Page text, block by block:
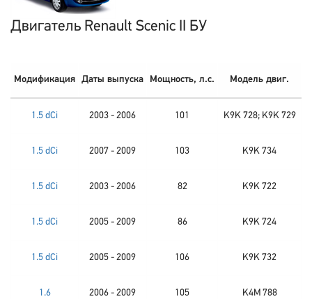
Двигатель Renault Scenic II БУ
Модификация Даты выпуска Мощность, л.с. Модель двиг.
1.5 dCi 2003 - 2006 101 K9K 728; K9K 729
1.5 dCi 2007 - 2009 103 K9K 734
1.5 dCi 2003 - 2006 82 K9K 722
1.5 dCi 2005 - 2009 86 K9K 724
1.5 dCi 2005 - 2009 106 K9K 732
1.6 2006 - 2009 105 K4M 788